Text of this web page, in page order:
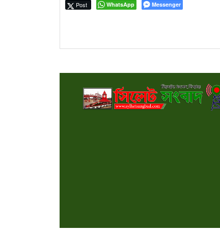
Post WhatsApp Messenger